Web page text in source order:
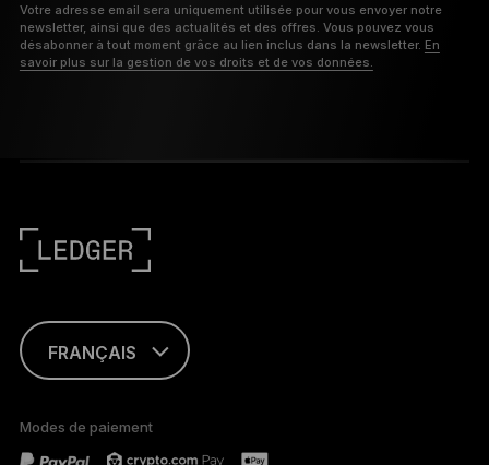
Votre adresse email sera uniquement utilisée pour vous envoyer notre
newsletter, ainsi que des actualités et des offres. Vous pouvez vous
désabonner à tout moment grâce au lien inclus dans la newsletter. En
savoir plus sur la gestion de vos droits et de vos données.
FRANÇAIS
TÜRKÇE
Modes de paiement